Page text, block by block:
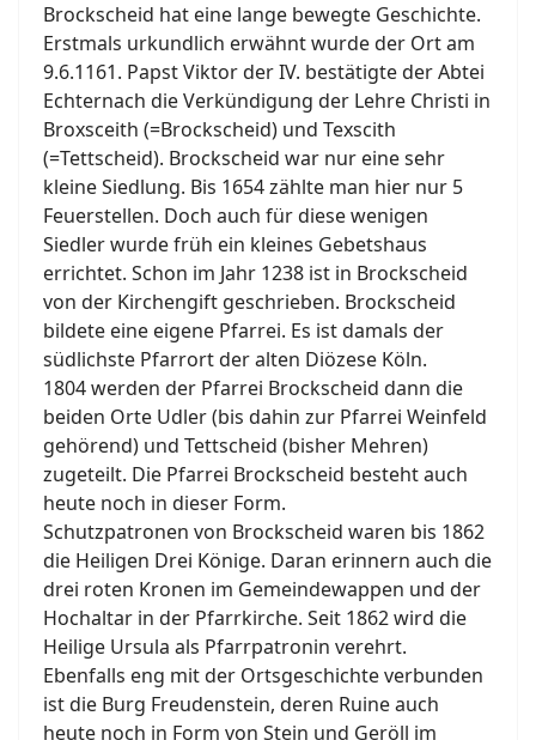
Brockscheid hat eine lange bewegte Geschichte.
Erstmals urkundlich erwähnt wurde der Ort am
9.6.1161. Papst Viktor der IV. bestätigte der Abtei
Echternach die Verkündigung der Lehre Christi in
Broxsceith (=Brockscheid) und Texscith
(=Tettscheid). Brockscheid war nur eine sehr
kleine Siedlung. Bis 1654 zählte man hier nur 5
Feuerstellen. Doch auch für diese wenigen
Siedler wurde früh ein kleines Gebetshaus
errichtet. Schon im Jahr 1238 ist in Brockscheid
von der Kirchengift geschrieben. Brockscheid
bildete eine eigene Pfarrei. Es ist damals der
südlichste Pfarrort der alten Diözese Köln.
1804 werden der Pfarrei Brockscheid dann die
beiden Orte Udler (bis dahin zur Pfarrei Weinfeld
gehörend) und Tettscheid (bisher Mehren)
zugeteilt. Die Pfarrei Brockscheid besteht auch
heute noch in dieser Form.
Schutzpatronen von Brockscheid waren bis 1862
die Heiligen Drei Könige. Daran erinnern auch die
drei roten Kronen im Gemeindewappen und der
Hochaltar in der Pfarrkirche. Seit 1862 wird die
Heilige Ursula als Pfarrpatronin verehrt.
Ebenfalls eng mit der Ortsgeschichte verbunden
ist die Burg Freudenstein, deren Ruine auch
heute noch in Form von Stein und Geröll im